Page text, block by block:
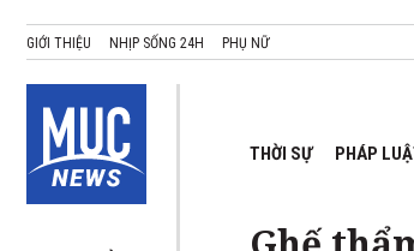
GIỚI THIỆU NHỊP SỐNG 24H PHỤ NỮ
THỜI SỰ PHÁP